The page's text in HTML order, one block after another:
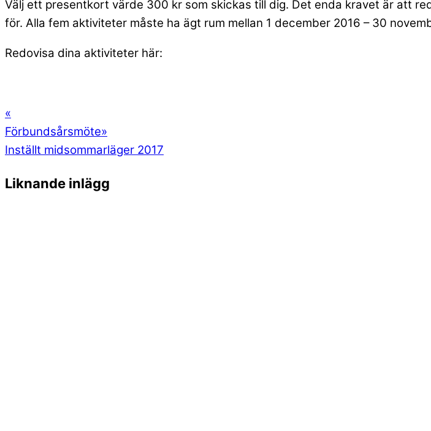
Välj ett presentkort värde 300 kr som skickas till dig. Det enda kravet är att
för. Alla fem aktiviteter måste ha ägt rum mellan 1 december 2016 – 30
Redovisa dina aktiviteter här:
«
Förbundsårsmöte»
Inställt midsommarläger 2017
Liknande inlägg